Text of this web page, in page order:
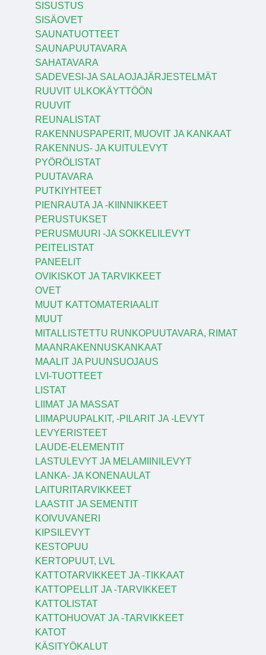
SISUSTUS
SISÄOVET
SAUNATUOTTEET
SAUNAPUUTAVARA
SAHATAVARA
SADEVESI-JA SALAOJAJÄRJESTELMÄT
RUUVIT ULKOKÄYTTÖÖN
RUUVIT
REUNALISTAT
RAKENNUSPAPERIT, MUOVIT JA KANKAAT
RAKENNUS- JA KUITULEVYT
PYÖRÖLISTAT
PUUTAVARA
PUTKIYHTEET
PIENRAUTA JA -KIINNIKKEET
PERUSTUKSET
PERUSMUURI -JA SOKKELILEVYT
PEITELISTAT
PANEELIT
OVIKISKOT JA TARVIKKEET
OVET
MUUT KATTOMATERIAALIT
MUUT
MITALLISTETTU RUNKOPUUTAVARA, RIMAT
MAANRAKENNUSKANKAAT
MAALIT JA PUUNSUOJAUS
LVI-TUOTTEET
LISTAT
LIIMAT JA MASSAT
LIIMAPUUPALKIT, -PILARIT JA -LEVYT
LEVYERISTEET
LAUDE-ELEMENTIT
LASTULEVYT JA MELAMIINILEVYT
LANKA- JA KONENAULAT
LAITURITARVIKKEET
LAASTIT JA SEMENTIT
KOIVUVANERI
KIPSILEVYT
KESTOPUU
KERTOPUUT, LVL
KATTOTARVIKKEET JA -TIKKAAT
KATTOPELLIT JA -TARVIKKEET
KATTOLISTAT
KATTOHUOVAT JA -TARVIKKEET
KATOT
KÄSITYÖKALUT